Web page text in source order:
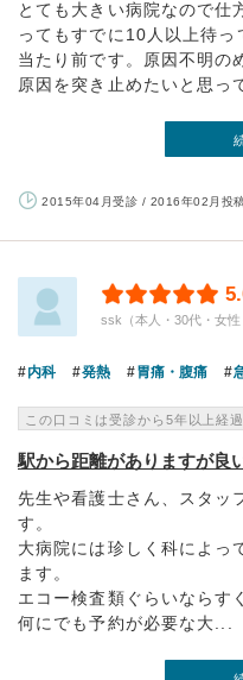
とても大きい病院なので仕
ってもすでに10人以上待
当たり前です。原因不明の
原因を突き止めたいと思っ
2015年04月受診 / 2016年02月投
ssk（本人・30代・女性
内科 発熱 胃痛・腹痛
この口コミは受診から5年以上経
駅から距離がありますが良
先生や看護士さん、スタッ
す。
大病院には珍しく科によっ
ます。
エコー検査類ぐらいならす
何にでも予約が必要な大...